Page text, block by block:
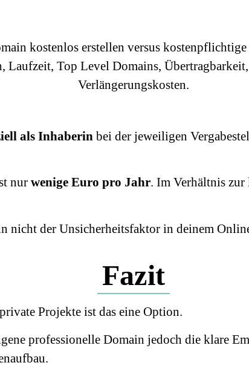
als Inhaberin bei der jeweiligen
nur wenige Euro pro Jahr. Im Verhältnis
nicht der Unsicherheitsfaktor in deinem
Fazit
Projekte ist das eine Option.
professionelle Domain jedoch die klare